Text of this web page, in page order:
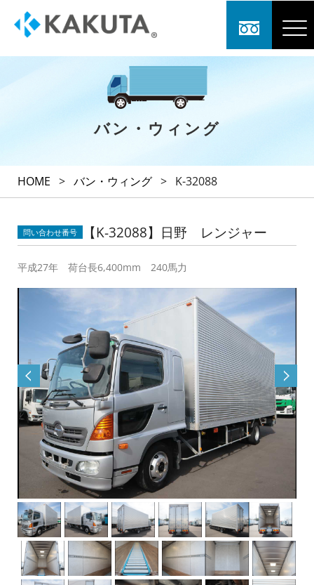
バン・ウィング
HOME > バン・ウィング > K-32088
問い合わせ番号 【K-32088】日野 レンジャー
平成27年 荷台長6,400mm 240馬力